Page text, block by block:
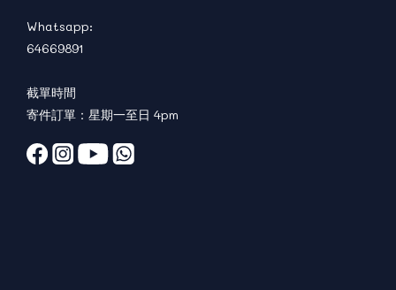
Whatsapp:
64669891
截單時間
寄件訂單：星期一至日 4pm